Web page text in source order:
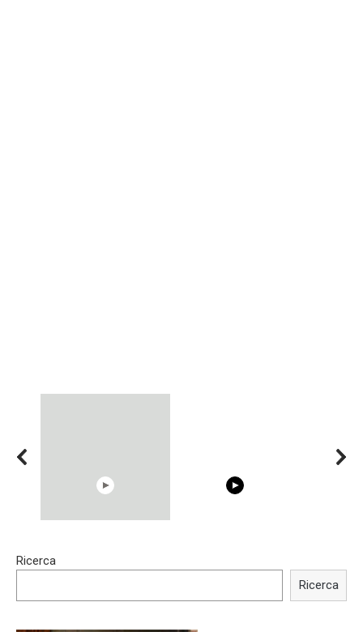
Trying BOLLYWOOD
Shocking illusion - Pretty
Ricerca
Ricerca